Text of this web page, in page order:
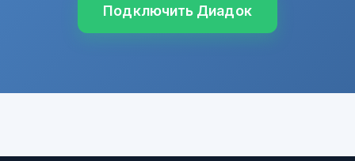
Подключить Диадок